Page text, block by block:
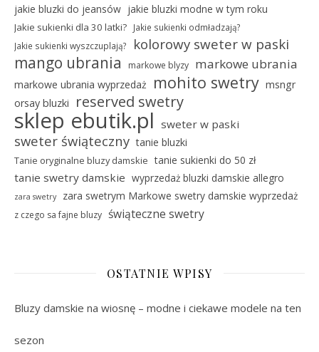
jakie bluzki do jeansów jakie bluzki modne w tym roku
Jakie sukienki dla 30 latki?
Jakie sukienki odmładzają?
Jakie sukienki wyszczuplają?
kolorowy sweter w paski
mango ubrania markowe blyzy markowe ubrania
markowe ubrania wyprzedaż mohito swetry msngr
orsay bluzki
reserved swetry
sklep ebutik.pl sweter w paski
sweter świąteczny tanie bluzki
Tanie oryginalne bluzy damskie tanie sukienki do 50 zł
tanie swetry damskie wyprzedaż bluzki damskie allegro
zara swetry zara swetrym Markowe swetry damskie wyprzedaż
z czego sa fajne bluzy świąteczne swetry
OSTATNIE WPISY
Bluzy damskie na wiosnę – modne i ciekawe modele na ten
sezon